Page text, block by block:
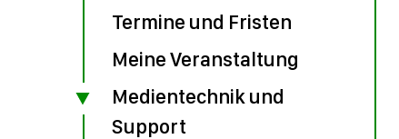
Termine und Fristen
Meine Veranstaltung
Medientechnik und
Support